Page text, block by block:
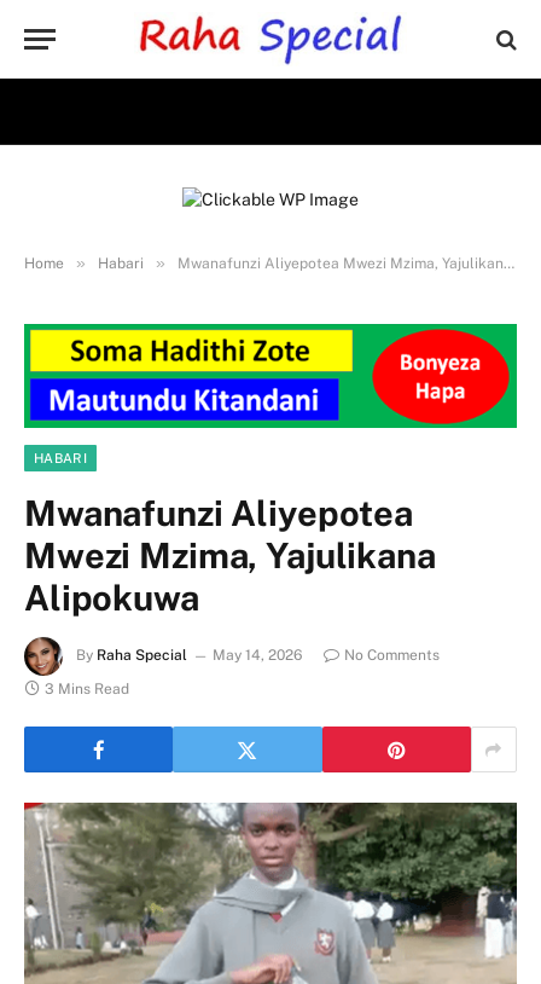
Home » Habari » Mwanafunzi Aliyepotea Mwezi Mzima, Yajulikana Alipokuwa
HABARI
Mwanafunzi Aliyepotea
Mwezi Mzima, Yajulikana
Alipokuwa
By Raha Special May 14, 2026
No Comments
3 Mins Read